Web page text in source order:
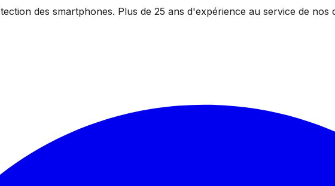
des smartphones. Plus de 25 ans d'expérience au service de nos